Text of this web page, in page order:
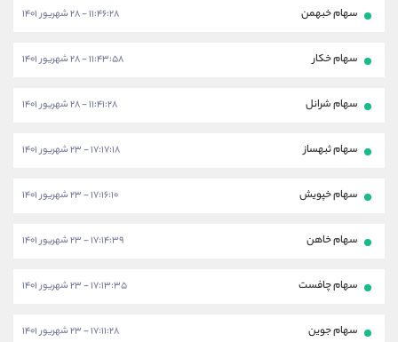
سهام خبهمن ۱۱:۴۶:۲۸ - ۲۸ شهریور ۱۴۰۱
سهام خکار ۱۱:۴۳:۵۸ - ۲۸ شهریور ۱۴۰۱
سهام شرانل ۱۱:۴۱:۲۸ - ۲۸ شهریور ۱۴۰۱
سهام ثبهساز ۱۷:۱۷:۱۸ - ۲۳ شهریور ۱۴۰۱
سهام خپویش ۱۷:۱۶:۱۰ - ۲۳ شهریور ۱۴۰۱
سهام خاهن ۱۷:۱۴:۳۹ - ۲۳ شهریور ۱۴۰۱
سهام چافست ۱۷:۱۳:۳۵ - ۲۳ شهریور ۱۴۰۱
سهام جوین ۱۷:۱۱:۲۸ - ۲۳ شهریور ۱۴۰۱